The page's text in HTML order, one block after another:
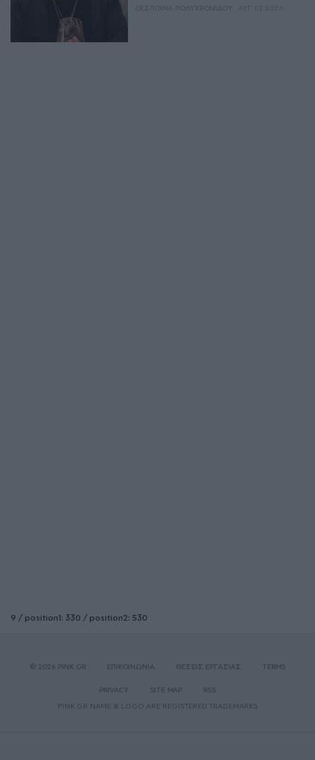
9 / position1: 330 / position2: 530
© 2026 PINK.GR ΕΠΙΚΟΙΝΩΝΙΑ ΘΕΣΕΙΣ ΕΡΓΑΣΙΑΣ TERMS
PRIVACY SITE MAP
RSS
PINK.GR NAME & LOGO ARE REGISTERED TRADEMARKS